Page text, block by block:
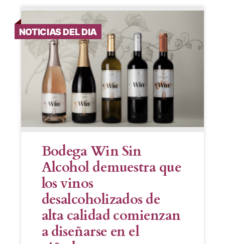
NOTICIAS DEL DIA
Bodega Win Sin
Alcohol demuestra que
los vinos
desalcoholizados de
alta calidad comienzan
a diseñarse en el